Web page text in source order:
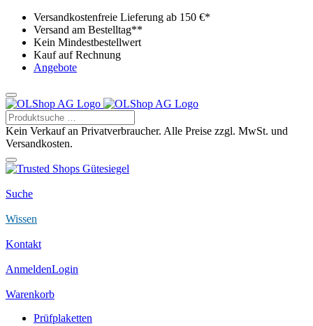
Versandkostenfreie Lieferung ab 150 €*
Versand am Bestelltag**
Kein Mindestbestellwert
Kauf auf Rechnung
Angebote
Kein Verkauf an Privatverbraucher. Alle Preise zzgl. MwSt. und
Versandkosten.
Suche
Wissen
Kontakt
AnmeldenLogin
Warenkorb
Prüfplaketten